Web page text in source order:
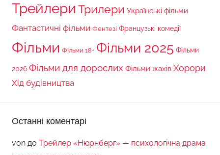
Трейлери Трилери Українські фільми
Фантастичні фільми Фентезі Французькі комедії
Фільми Фільми 18+ Фільми 2025 Фільми
2026 Фільми для дорослих Фільми жахів Хорори
Хід будівництва
Останні коментарі
von до Трейлер «Нюрнберг» — психологічна драма